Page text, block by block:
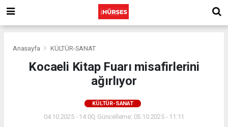
Anasayfa KÜLTÜR-SANAT
Kocaeli Kitap Fuarı misafirlerini
ağırlıyor
KÜLTÜR-SANAT
04.10.2025 - 14:00, Güncelleme: 05.10.2025 - 11:11